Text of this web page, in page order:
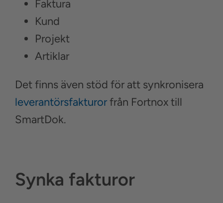
Faktura
Kund
Projekt
Artiklar
Det finns även stöd för att synkronisera
leverantörsfakturorfrån Fortnox till
SmartDok.
Synka fakturor